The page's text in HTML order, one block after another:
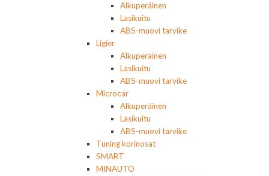
Alkuperäinen
Lasikuitu
ABS-muovi tarvike
Ligier
Alkuperäinen
Lasikuitu
ABS-muovi tarvike
Microcar
Alkuperäinen
Lasikuitu
ABS-muovi tarvike
Tuning korinosat
SMART
MINAUTO